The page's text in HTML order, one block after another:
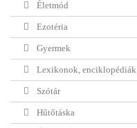
Életmód
Ezotéria
Gyermek
Lexikonok, enciklopédiák
Szótár
Hűtőtáska